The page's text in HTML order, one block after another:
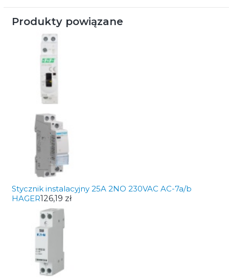
Produkty powiązane
Stycznik instalacyjny 25A 2NO 230VAC AC-7a/b
HAGER126,19 zł